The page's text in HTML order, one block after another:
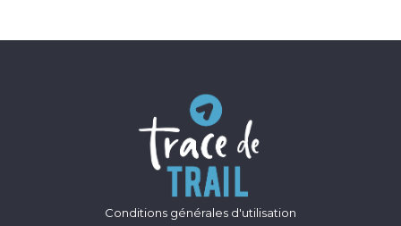
Conditions générales d'utilisation